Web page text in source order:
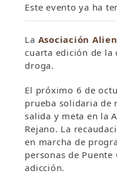
Este evento ya ha
La Asociación
cuarta edición de la
droga.
El próximo 6 de
prueba solidaria de
salida y meta en la
Rejano. La
en marcha de
personas de
adicción.